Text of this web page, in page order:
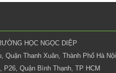
HỌC NGỌC DIỆP
Thanh Xuân, Thành Phố Hà Nội
Quận Bình Thạnh, TP HCM